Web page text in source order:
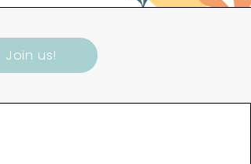
Join us!